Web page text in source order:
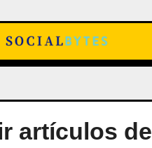
artículos de